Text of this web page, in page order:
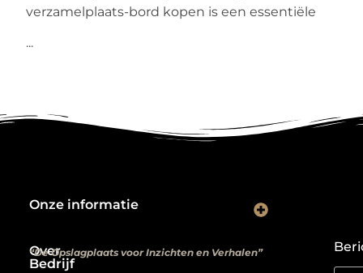
verzamelplaats-bord kopen is een essentiële
...
Over
Bedrijf
“De Opslagplaats voor Inzichten en Verhalen”
Onze informatie